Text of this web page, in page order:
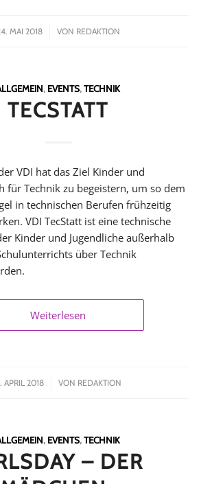
MAI 2018
/ VON REDAKTION
, EVENTS,TECHNIK
TECSTATT
VDI hat das Ziel Kinder und
für Technik zu begeistern, um so dem
in technischen Berufen frühzeitig
VDI TecStatt ist eine technische
Kinder und Jugendliche außerhalb
über Technik
Weiterlesen
APRIL 2018
/ VON REDAKTION
, EVENTS,TECHNIK
– DER